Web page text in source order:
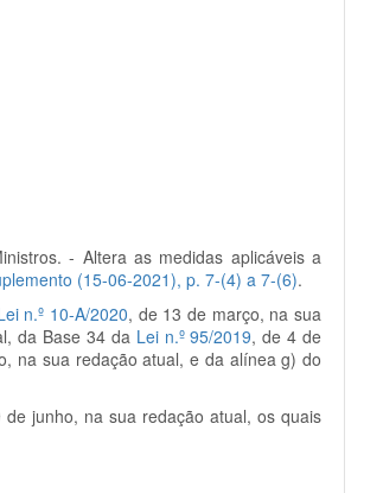
- Altera as medidas aplicáveis a
(15-06-2021), p. 7-(4) a 7-(6).
n.º 10-A/2020, de 13 de março, na sua
da Base 34 da Lei n.º 95/2019, de 4 de
na sua redação atual, e da alínea g) do
de junho, na sua redação atual, os quais